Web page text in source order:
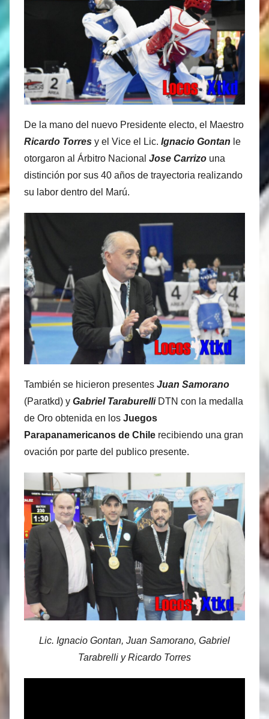
De la mano del nuevo Presidente electo, el Maestro
Ricardo Torres y el Vice el Lic. Ignacio Gontan le
otorgaron al Árbitro Nacional Jose Carrizo una
distinción por sus 40 años de trayectoria realizando
su labor dentro del Marú.
También se hicieron presentes Juan Samorano
(Paratkd) y Gabriel Taraburelli DTN con la medalla
de Oro obtenida en los Juegos
Parapanamericanos de Chile recibiendo una gran
ovación por parte del publico presente.
Lic. Ignacio Gontan, Juan Samorano, Gabriel
Tarabrelli y Ricardo Torres